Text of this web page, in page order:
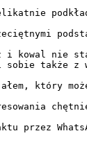
i kowal nie
sobie także z
który
przez